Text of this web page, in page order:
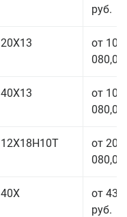
руб.
20Х13
от 101
080,00
40Х13
от 101
080,00
12Х18Н10Т
от 208
080,00
40Х
от 43
руб.